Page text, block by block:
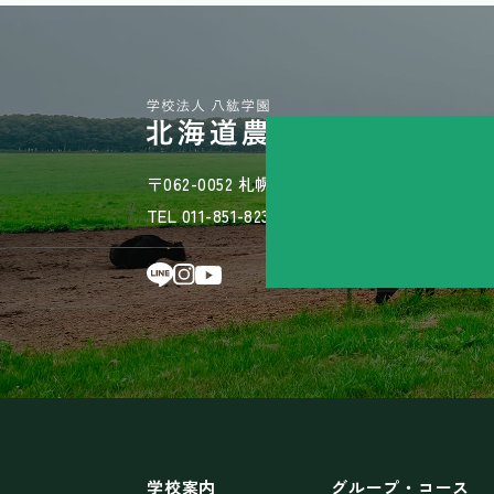
〒062-0052 札幌市豊平区月寒東2条14丁目1-
TEL 011-851-8236 / MAIL
学校案内 グループ・コース